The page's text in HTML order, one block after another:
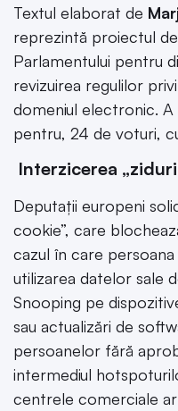
Textul elaborat de
reprezintă proiectul
Parlamentului pentru
revizuirea regulilor
domeniul electronic.
pentru, 24 de voturi,
Interzicerea
Deputații europeni
cookie”, care
cazul în care
utilizarea datelor sale
Snooping pe
sau actualizări de
persoanelor fără
intermediul
centrele comerciale